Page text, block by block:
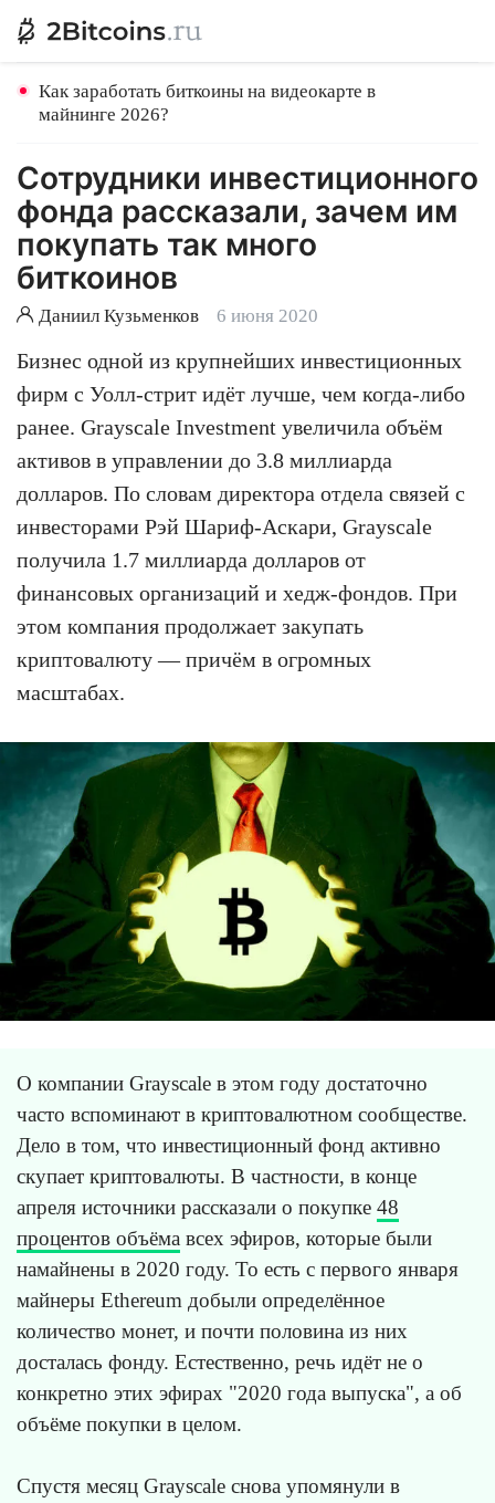
Как заработать биткоины на видеокарте в
майнинге 2026?
Сотрудники инвестиционного
фонда рассказали, зачем им
покупать так много
биткоинов
Даниил Кузьменков 6 июня 2020
Бизнес одной из крупнейших инвестиционных
фирм с Уолл-стрит идёт лучше, чем когда-либо
ранее. Grayscale Investment увеличила объём
активов в управлении до 3.8 миллиарда
долларов. По словам директора отдела связей с
инвесторами Рэй Шариф-Аскари, Grayscale
получила 1.7 миллиарда долларов от
финансовых организаций и хедж-фондов. При
этом компания продолжает закупать
криптовалюту — причём в огромных
масштабах.
О компании Grayscale в этом году достаточно
часто вспоминают в криптовалютном сообществе.
Дело в том, что инвестиционный фонд активно
скупает криптовалюты. В частности, в конце
апреля источники рассказали о покупке 48
процентов объёма всех эфиров, которые были
намайнены в 2020 году. То есть с первого января
майнеры Ethereum добыли определённое
количество монет, и почти половина из них
досталась фонду. Естественно, речь идёт не о
конкретно этих эфирах "2020 года выпуска", а об
объёме покупки в целом.
Спустя месяц Grayscale снова упомянули в